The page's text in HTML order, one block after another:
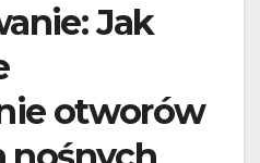
Jak
otworów